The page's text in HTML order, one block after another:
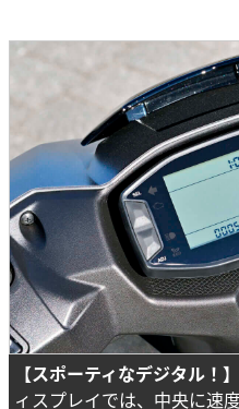
【スポーティなデジタル！】
ィスプレイでは、中央に速